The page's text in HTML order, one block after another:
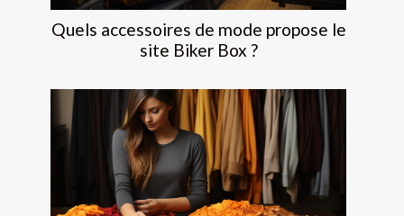
Quels accessoires de mode propose le
site Biker Box ?